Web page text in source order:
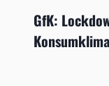
GfK:
Konsumklima